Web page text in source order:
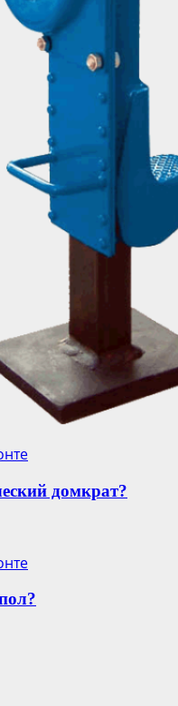
домкрат?